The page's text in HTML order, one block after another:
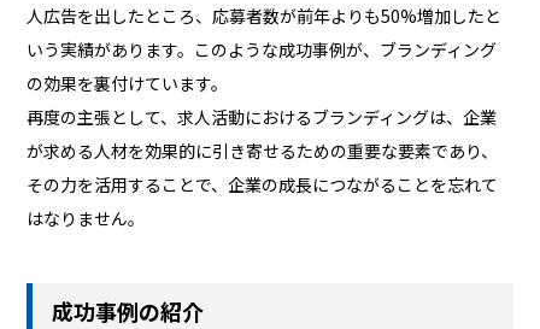
人広告を出したところ、応募者数が前年よりも50%増加したと
いう実績があります。このような成功事例が、ブランディング
の効果を裏付けています。
再度の主張として、求人活動におけるブランディングは、企業
が求める人材を効果的に引き寄せるための重要な要素であり、
その力を活用することで、企業の成長につながることを忘れて
はなりません。
成功事例の紹介